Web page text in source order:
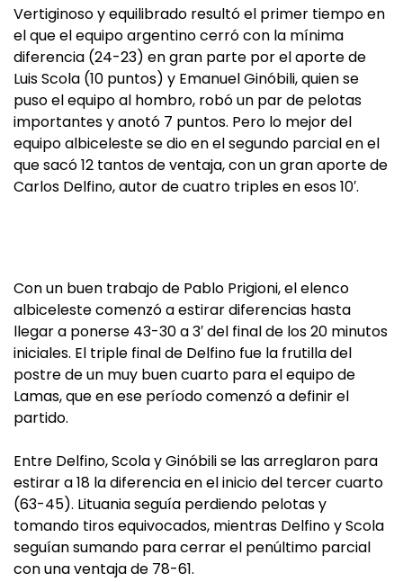
Vertiginoso y equilibrado resultó el primer tiempo en
el que el equipo argentino cerró con la mínima
diferencia (24-23) en gran parte por el aporte de
Luis Scola (10 puntos) y Emanuel Ginóbili, quien se
puso el equipo al hombro, robó un par de pelotas
importantes y anotó 7 puntos. Pero lo mejor del
equipo albiceleste se dio en el segundo parcial en el
que sacó 12 tantos de ventaja, con un gran aporte de
Carlos Delfino, autor de cuatro triples en esos 10′.
Con un buen trabajo de Pablo Prigioni, el elenco
albiceleste comenzó a estirar diferencias hasta
llegar a ponerse 43-30 a 3′ del final de los 20 minutos
iniciales. El triple final de Delfino fue la frutilla del
postre de un muy buen cuarto para el equipo de
Lamas, que en ese período comenzó a definir el
partido.
Entre Delfino, Scola y Ginóbili se las arreglaron para
estirar a 18 la diferencia en el inicio del tercer cuarto
(63-45). Lituania seguía perdiendo pelotas y
tomando tiros equivocados, mientras Delfino y Scola
seguían sumando para cerrar el penúltimo parcial
con una ventaja de 78-61.